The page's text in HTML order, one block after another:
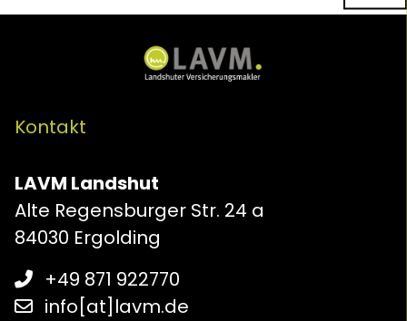
Kontakt
LAVM Landshut
Alte Regensburger Str. 24 a
84030 Ergolding
+49 871 922770
info[at]lavm.de